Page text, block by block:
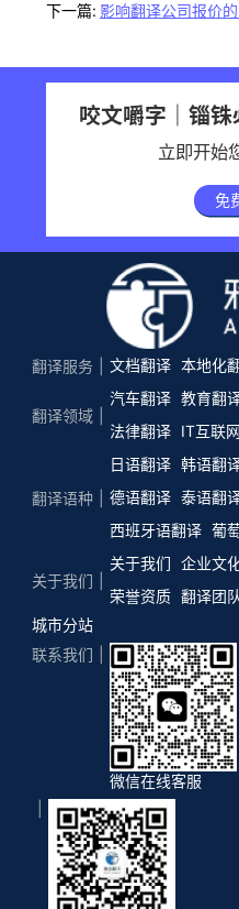
下一篇: 影响翻译公司报价
咬文嚼字｜锱
立即开始
免
翻译服务 文档翻译 本地化
翻译领域
汽车翻译 教育翻
法律翻译
IT互联
翻译语种
日语翻译 韩语翻
德语翻译 泰语翻
西班牙语翻译 葡
关于我们
关于我们 企业文
荣誉资质 翻译团队
城市分站
联系我们
微信在线客服